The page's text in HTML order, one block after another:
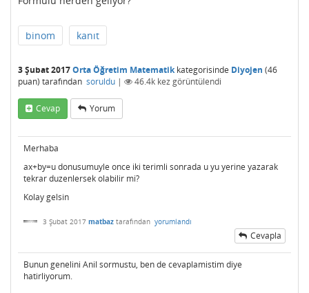
binom kanıt
3 Şubat 2017Orta Öğretim Matematikkategorisinde Diyojen (46
puan) tarafından soruldu | 46.4k kez görüntülendi
Cevap Yorum
Merhaba
ax+by=u donusumuyle once iki terimli sonrada u yu yerine yazarak
tekrar duzenlersek olabilir mi?
Kolay gelsin
3 Şubat 2017 matbaz tarafından yorumlandı
Cevapla
Bunun genelini Anil sormustu, ben de cevaplamistim diye
hatirliyorum.